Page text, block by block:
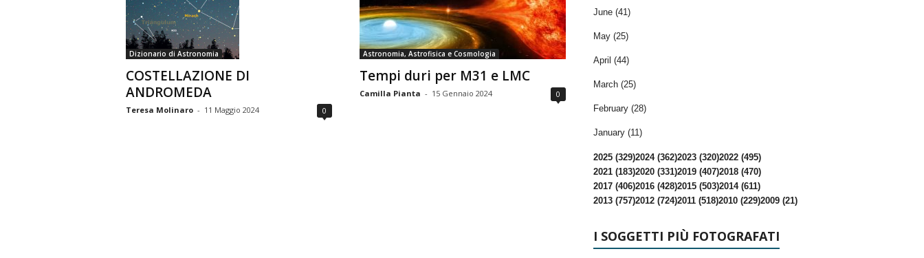
a
Dizionario di Astronomia
COSTELLAZIONE DI
ANDROMEDA
Teresa Molinaro - 11 Maggio 2024 0
Astronomia, Astrofisica e Cosmologia
Tempi duri per M31 e LMC
Camilla Pianta - 15 Gennaio 2024 0
June (41)
May (25)
April (44)
March (25)
February (28)
January (11)
2025 (329)2024 (362)2023 (320)2022 (495)
2021 (183)2020 (331)2019 (407)2018 (470)
2017 (406)2016 (428)2015 (503)2014 (611)
2013 (757)2012 (724)2011 (518)2010 (229)2009 (21)
I SOGGETTI PIÙ FOTOGRAFATI